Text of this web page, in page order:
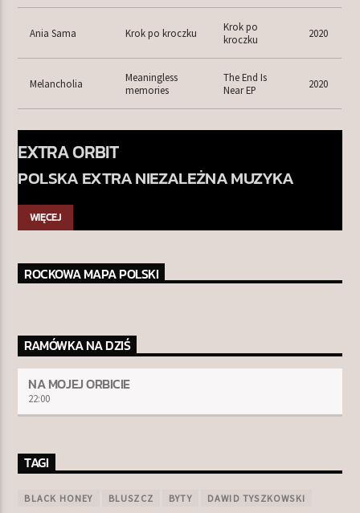
Ania Sama Krok po kroczku
Krok po
kroczku
2020
Melancholia
Meaningless
memories
The End Is
Near EP
2020
EXTRA ORBIT
POLSKA EXTRA NIEZALEŻNA MUZYKA
WIĘCEJ
ROCKOWA MAPA POLSKI
RAMÓWKA NA DZIŚ
NA MOJEJ ORBICIE
22:00
TAGI
BLACK HONEY BLUSZCZ BYTY DAWID TYSZKOWSKI